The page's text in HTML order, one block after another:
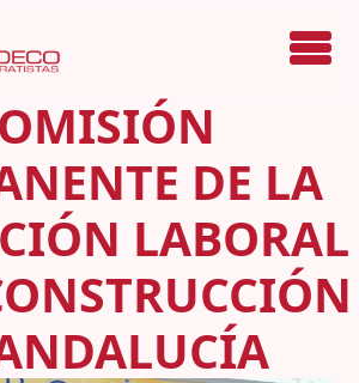
Menú
DE LA
LABORAL